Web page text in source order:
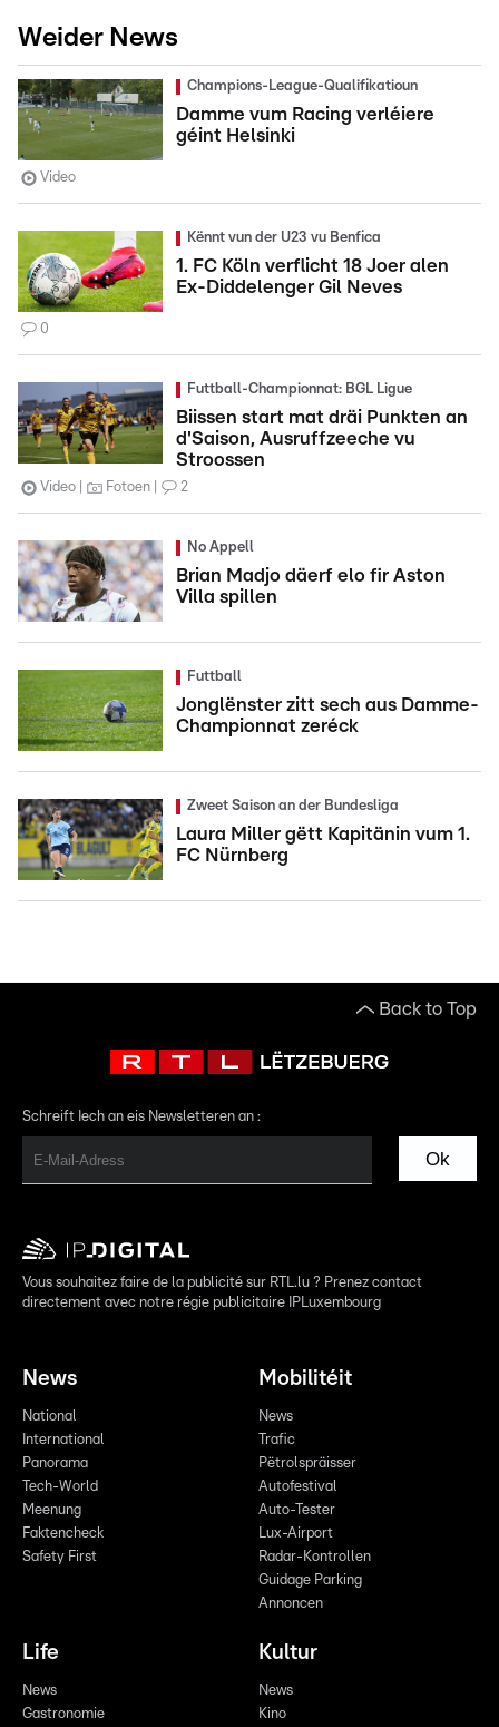
Weider News
Champions-League-Qualifikatioun
Damme vum Racing verléiere
géint Helsinki
Video
Kënnt vun der U23 vu Benfica
1. FC Köln verflicht 18 Joer alen
Ex-Diddelenger Gil Neves
0
Futtball-Championnat: BGL Ligue
Biissen start mat dräi Punkten an
d'Saison, Ausruffzeeche vu
Stroossen
Video Fotoen 2
No Appell
Brian Madjo däerf elo fir Aston
Villa spillen
Futtball
Jonglënster zitt sech aus Damme-
Championnat zeréck
Zweet Saison an der Bundesliga
Laura Miller gëtt Kapitänin vum 1.
FC Nürnberg
Back to Top
Schreift Iech an eis Newsletteren an :
Ok
Vous souhaitez faire de la publicité sur RTL.lu ? Prenez contact
directement avec notre régie publicitaire IPLuxembourg
News
National
International
Panorama
Tech-World
Meenung
Faktencheck
Safety First
Mobilitéit
News
Trafic
Pëtrolspräisser
Autofestival
Auto-Tester
Lux-Airport
Radar-Kontrollen
Guidage Parking
Annoncen
Life
News
Gastronomie
Kultur
News
Kino